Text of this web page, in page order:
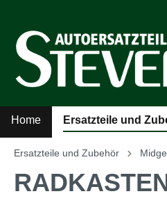
Home Ersatzteile und
Ersatzteile und Zubehör